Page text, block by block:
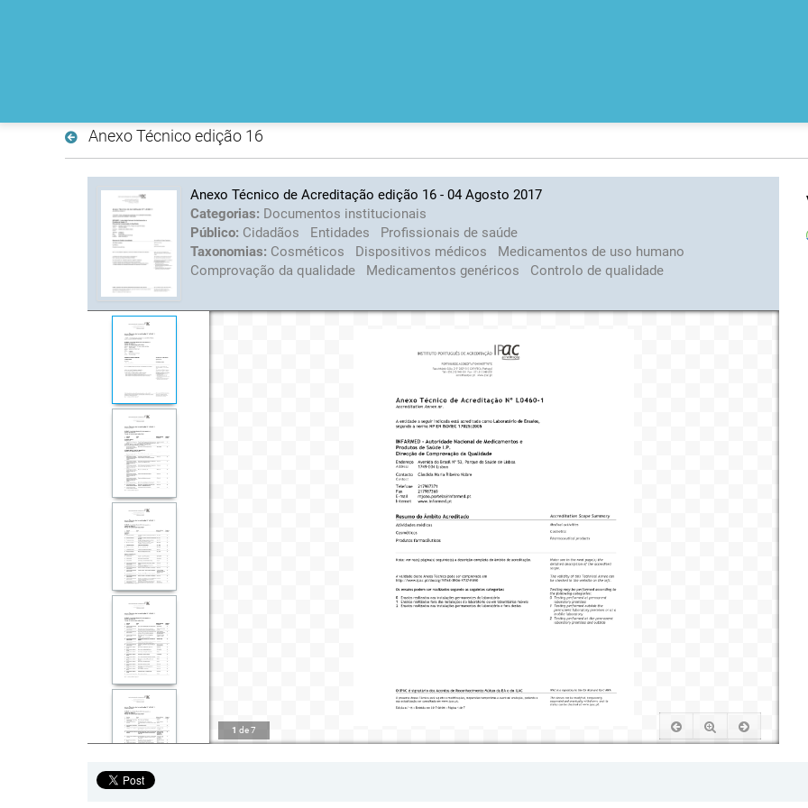
Anexo Técnico edição 16
Anexo Técnico de Acreditação edição 16 - 04 Agosto 2017
Categorias: Documentos institucionais
Público: Cidadãos Entidades
Profissionais de saúde
Taxonomias: Cosméticos Dispositivos médicos
Medicamentos de uso humano
Comprovação da qualidade
Medicamentos genéricos Controlo de qualidade
1 de7